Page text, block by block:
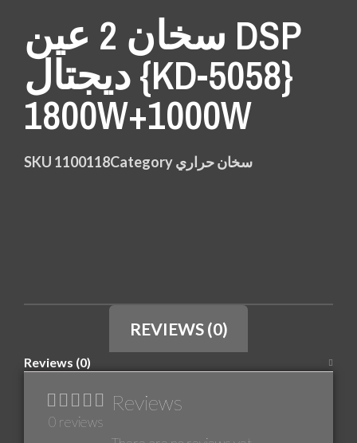
سخان 2 عين DSP
ديجتال {KD-5058}
1800W+1000W
SKU 1100118Categoryسخان حراري
REVIEWS (0)
Reviews (0)
0 reviews
Reviews